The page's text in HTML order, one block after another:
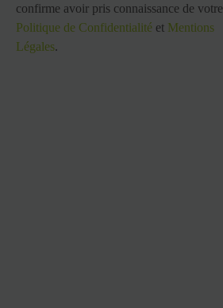
confirme avoir pris connaissance de votre
Politique de Confidentialité et Mentions
Légales.